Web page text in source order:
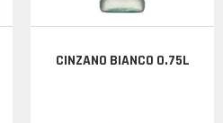
CINZANO BIANCO 0.75L